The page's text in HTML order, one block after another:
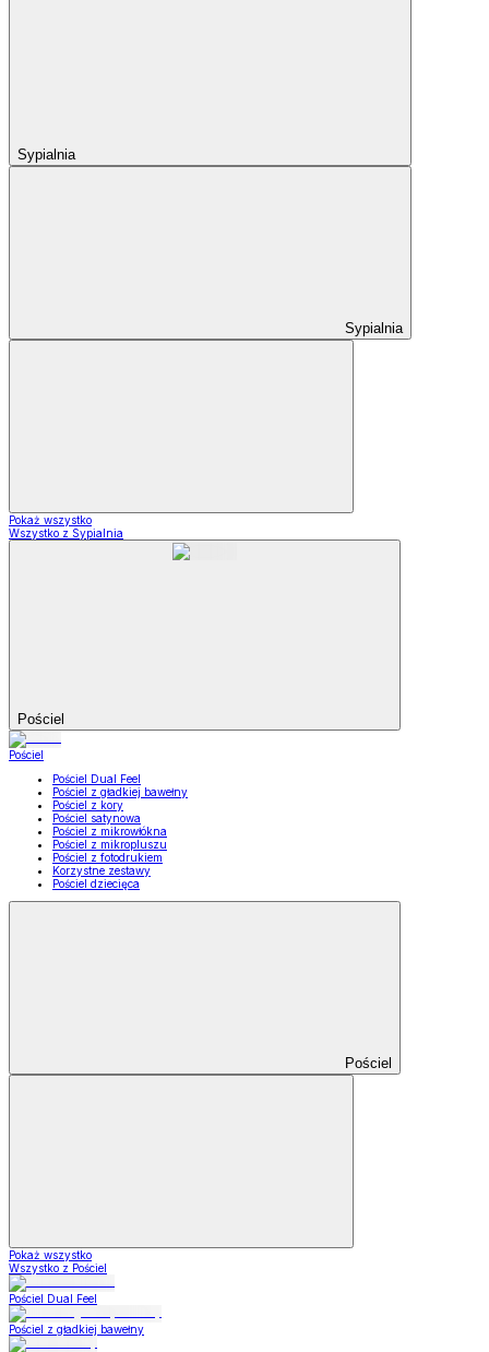
Sypialnia
Sypialnia
Pokaż wszystko
Wszystko z Sypialnia
Pościel
Pościel
Pościel Dual Feel
Pościel z gładkiej bawełny
Pościel z kory
Pościel satynowa
Pościel z mikrowłókna
Pościel z mikropluszu
Pościel z fotodrukiem
Korzystne zestawy
Pościel dziecięca
Pościel
Pokaż wszystko
Wszystko z Pościel
Pościel Dual Feel
Pościel z gładkiej bawełny